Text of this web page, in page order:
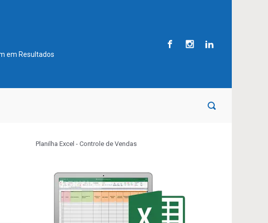
em Resultados
Planilha Excel - Controle de Vendas